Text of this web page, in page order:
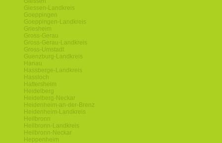
Giessen-Landkreis
Goeppingen
Goeppingen-Landkreis
Griesheim
Gross-Gerau
Gross-Gerau-Landkreis
Gross-Umstadt
Guenzburg-Landkreis
Hanau
Hassberge-Landkreis
Hassloch
Hattersheim
Heidelberg
Heidelberg-Neckar
Heidenheim-an-der-Brenz
Heidenheim-Landkreis
Heilbronn
Heilbronn-Landkreis
Heilbronn-Neckar
Heppenheim